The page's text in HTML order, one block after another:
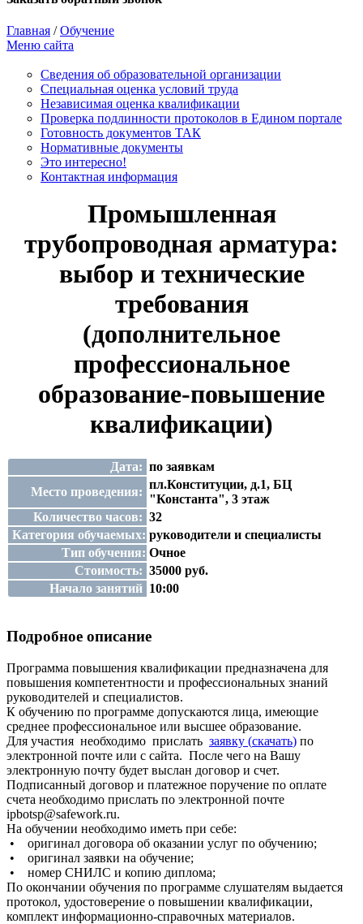
Главная /Обучение
Меню сайта
Сведения об образовательной организации
Cпециальная оценка условий труда
Независимая оценка квалификации
Проверка подлинности протоколов в Едином портале
Готовность документов ТАК
Нормативные документы
Это интересно!
Контактная информация
Промышленная
трубопроводная арматура:
выбор и технические
требования
(дополнительное
профессиональное
образование-повышение
квалификации)
Дата: по заявкам
Место проведения:
пл.Конституции, д.1, БЦ
"Константа", 3 этаж
Количество часов: 32
Категория обучаемых: руководители и специалисты
Тип обучения: Очное
Стоимость: 35000 руб.
Начало занятий 10:00
Подробное описание
Программа повышения квалификации предназначена для
повышения компетентности и профессиональных знаний
руководителей и специалистов.
К обучению по программе допускаются лица, имеющие
среднее профессиональное или высшее образование.
Для участия необходимо прислать заявку (скачать) по
электронной почте или с сайта. После чего на Вашу
электронную почту будет выслан договор и счет.
Подписанный договор и платежное поручение по оплате
счета необходимо прислать по электронной почте
ipbotsp@safework.ru.
На обучении необходимо иметь при себе:
• оригинал договора об оказании услуг по обучению;
• оригинал заявки на обучение;
• номер СНИЛС и копию диплома;
По окончании обучения по программе слушателям выдается
протокол, удостоверение о повышении квалификации,
комплект информационно-справочных материалов.